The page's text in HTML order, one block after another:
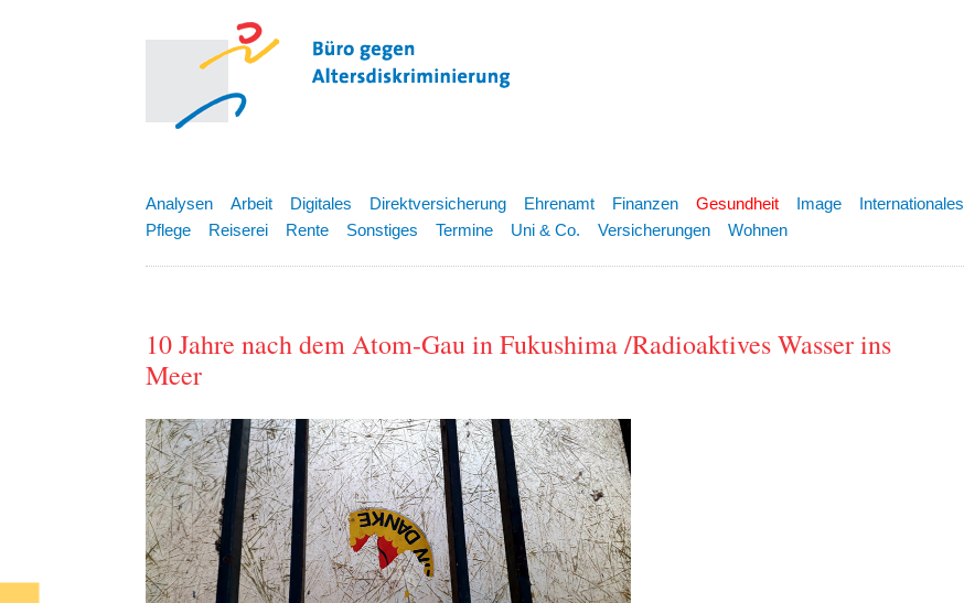
Analysen Arbeit Digitales Direktversicherung Ehrenamt Finanzen Gesundheit Image Internationales
Pflege
Reiserei Rente Sonstiges Termine Uni & Co. Versicherungen Wohnen
10 Jahre nach dem Atom-Gau in Fukushima /Radioaktives Wasser ins
Meer